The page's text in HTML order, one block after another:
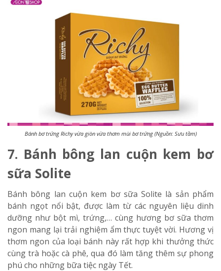
Bánh bơ trứng Richy vừa giòn vừa thơm mùi bơ trứng (Nguồn: Sưu tầm)
7. Bánh bông lan cuộn kem bơ
sữa Solite
Bánh bông lan cuộn kem bơ sữa Solite là sản phẩm
bánh ngọt nổi bật, được làm từ các nguyên liệu dinh
dưỡng như bột mì, trứng,… cùng hương bơ sữa thơm
ngon mang lại trải nghiệm ẩm thực tuyệt vời. Hương vị
thơm ngon của loại bánh này rất hợp khi thưởng thức
cùng trà hoặc cà phê, qua đó làm tăng thêm sự phong
phú cho những bữa tiệc ngày Tết.